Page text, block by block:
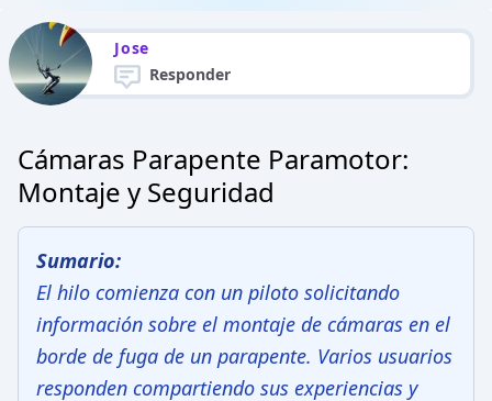
Jose
Responder
Cámaras Parapente Paramotor:
Montaje y Seguridad
Sumario:
El hilo comienza con un piloto solicitando
información sobre el montaje de cámaras en el
borde de fuga de un parapente. Varios usuarios
responden compartiendo sus experiencias y